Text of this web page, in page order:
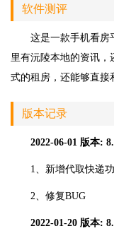
软件测评
这是一款手机看房
里有沅陵本地的资讯
式的租房，还能够直接
版本记录
2022-06-01 版本:
1、新增代取快递
2、修复BUG
2022-01-20 版本: